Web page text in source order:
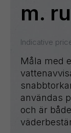
m.
Indicative
Måla med
användas
och är